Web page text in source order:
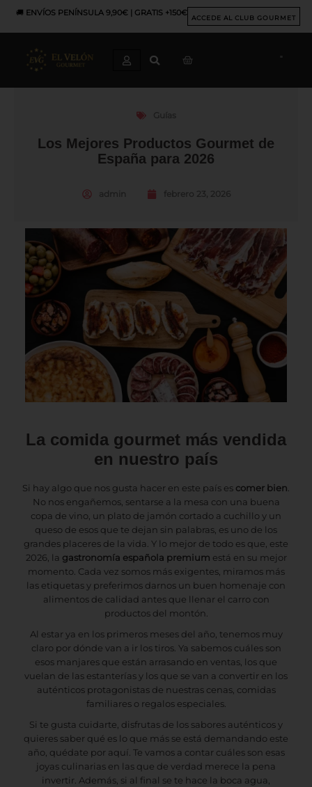
contenido
🚚 ENVÍOS PENÍNSULA 9,90€ | GRATIS +150€
ACCEDE AL CLUB GOURMET
CART
Los Mejores Productos Gourmet de
España para 2026
La comida gourmet más vendida
en nuestro país
Si hay algo que nos gusta hacer en este país es comer bien
No nos engañemos, sentarse a la mesa con una buena
copa de vino, un plato de jamón cortado a cuchillo y un
queso de esos que te dejan sin palabras, es uno de los
grandes placeres de la vida. Y lo mejor de todo es que, este
2026, la gastronomía española premium está en su mejor
momento. Cada vez somos más exigentes, miramos más
las etiquetas y preferimos darnos un buen homenaje con
alimentos de calidad antes que llenar el carro con
productos del montón.
Al estar ya en los primeros meses del año, tenemos muy
claro por dónde van a ir los tiros. Ya sabemos cuáles son
esos manjares que están arrasando en ventas, los que
vuelan de las estanterías y los que se van a convertir en los
auténticos protagonistas de nuestras cenas, comidas
familiares o regalos especiales.
Si te gusta cuidarte, disfrutas de los sabores auténticos y
quieres saber qué es lo que más se está demandando este
año, quédate por aquí. Te vamos a contar cuáles son esas
joyas culinarias en las que de verdad merece la pena
invertir. Además, si al final se te hace la boca agua,